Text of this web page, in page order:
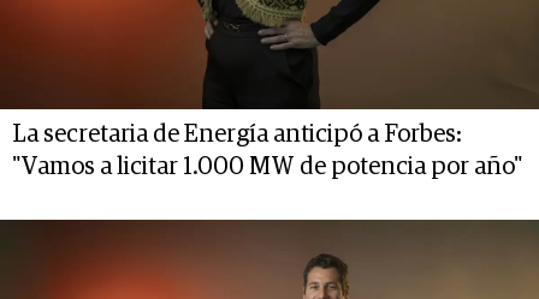
La secretaria de Energía anticipó a Forbes:
"Vamos a licitar 1.000 MW de potencia por año"